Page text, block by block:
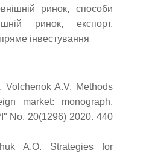
ринок, способи
ринок, експорт,
інвестування
Volchenok A.V. Methods
market: monograph.
No. 20(1296) 2020. 440
A.O. Strategies for